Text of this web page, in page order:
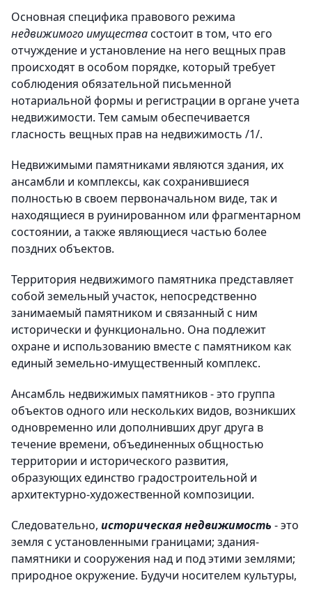
Основная специфика правового режима
недвижимого имуществасостоит в том, что его
отчуждение и установление на него вещных прав
происходят в особом порядке, который требует
соблюдения обязательной письменной
нотариальной формы и регистрации в органе учета
недвижимости. Тем самым обеспечивается
гласность вещных прав на недвижимость /1/.
Недвижимыми памятниками являются здания, их
ансамбли и комплексы, как сохранившиеся
полностью в своем первоначальном виде, так и
находящиеся в руинированном или фрагментарном
состоянии, а также являющиеся частью более
поздних объектов.
Территория недвижимого памятника представляет
собой земельный участок, непосредственно
занимаемый памятником и связанный с ним
исторически и функционально. Она подлежит
охране и использованию вместе с памятником как
единый земельно-имущественный комплекс.
Ансамбль недвижимых памятников - это группа
объектов одного или нескольких видов, возникших
одновременно или дополнивших друг друга в
течение времени, объединенных общностью
территории и исторического развития,
образующих единство градостроительной и
архитектурно-художественной композиции.
Следовательно, историческая недвижимость - это
земля с установленными границами; здания-
памятники и сооружения над и под этими землями;
природное окружение. Будучи носителем культуры,